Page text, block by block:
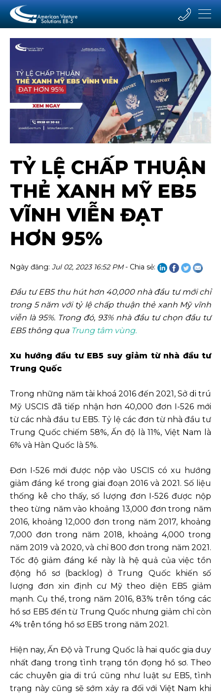
TỶ LỆ CHẤP THUẬN
THẺ XANH MỸ EB5
VĨNH VIỄN ĐẠT
HƠN 95%
Ngày đăng: Jul 02, 2023 16:52 PM- Chia sẻ:
Đầu tư EB5 thu hút hơn 40,000 nhà đầu tư mới chỉ
trong 5 năm với tỷ lệ chấp thuận thẻ xanh Mỹ vĩnh
viễn là 95%. Trong đó, 93% nhà đầu tư chọn đầu tư
EB5 thông qua Trung tâm vùng.
Xu hướng đầu tư EB5 suy giảm từ nhà đầu tư
Trung Quốc
Trong những năm tài khoá 2016 đến 2021, Sở di trú
Mỹ USCIS đã tiếp nhận hơn 40,000 đơn I-526 mới
từ các nhà đầu tư EB5. Tỷ lệ các đơn từ nhà đầu tư
Trung Quốc chiếm 58%, Ấn độ là 11%, Việt Nam là
6% và Hàn Quốc là 5%.
Đơn I-526 mới được nộp vào USCIS có xu hướng
giảm đáng kể trong giai đoạn 2016 và 2021. Số liệu
thống kê cho thấy, số lượng đơn I-526 được nộp
theo từng năm vào khoảng 13,000 đơn trong năm
2016, khoảng 12,000 đơn trong năm 2017, khoảng
7,000 đơn trong năm 2018, khoảng 4,000 trong
năm 2019 và 2020, và chỉ 800 đơn trong năm 2021.
Tốc độ giảm đáng kể này là hệ quả của việc tồn
động hồ sơ (backlog) ở Trung Quốc khiến số
lượng đơn xin định cư Mỹ theo diện EB5 giảm
mạnh. Cụ thể, trong năm 2016, 83% trên tổng các
hồ sơ EB5 đến từ Trung Quốc nhưng giảm chỉ còn
4% trên tổng hồ sơ EB5 trong năm 2021.
Hiện nay, Ấn Độ và Trung Quốc là hai quốc gia duy
nhất đang trong tình trạng tồn đọng hồ sơ. Theo
các chuyên gia di trú cũng như luật sư EB5, tình
trạng này cũng sẽ sớm xảy ra đối với Việt Nam khi